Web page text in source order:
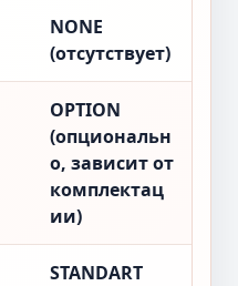
NONE
(отсутствует)
OPTION
(опциональн
о, зависит от
комплектац
ии)
STANDART